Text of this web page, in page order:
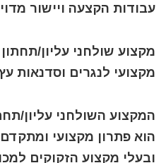
עבודות הקצעה ויישור
מקצועי לנגרים וסדנאות
הוא פתרון מקצועי
ובעלי מקצוע הזקוקים